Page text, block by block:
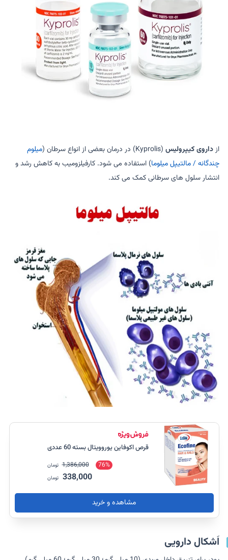
ازداروی کیپرولیس (Kyprolis) در درمان بعضی از انواع سرطان (
میلوم
چندگانه / مالتیپل میلوما) استفاده می شود. کارفیلزومیب به کاهش رشد و
انتشار سلول های سرطانی کمک می کند.
قرص اکوفاین یوروویتال بسته 60 عددی
76%
1,386,000 تومان
338,000 تومان
مشاهده و خرید
اَشکال دارویی